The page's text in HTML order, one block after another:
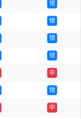
错
错
错
错
中
错
中